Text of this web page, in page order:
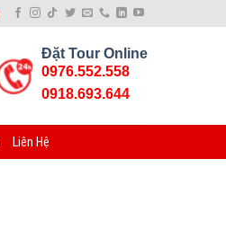
Đặt Tour Online
0976.552.558
0918.693.644
Liên Hệ